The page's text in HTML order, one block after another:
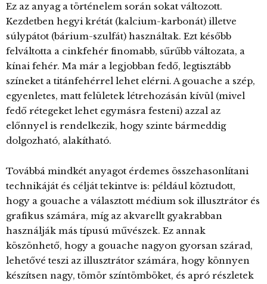
Ez az anyag a történelem során sokat változott.
Kezdetben hegyi krétát (kalcium-karbonát) illetve
súlypátot (bárium-szulfát) használtak. Ezt később
felváltotta a cinkfehér finomabb, sűrűbb változata, a
kínai fehér. Ma már a legjobban fedő, legtisztább
színeket a titánfehérrel lehet elérni. A gouache a szép,
egyenletes, matt felületek létrehozásán kívül (mivel
fedő rétegeket lehet egymásra festeni) azzal az
előnnyel is rendelkezik, hogy szinte bármeddig
dolgozható, alakítható.
Továbbá mindkét anyagot érdemes összehasonlítani
technikáját és célját tekintve is: például köztudott,
hogy a gouache a választott médium sok illusztrátor és
grafikus számára, míg az akvarellt gyakrabban
használják más típusú művészek. Ez annak
köszönhető, hogy a gouache nagyon gyorsan szárad,
lehetővé teszi az illusztrátor számára, hogy könnyen
készítsen nagy, tömör színtömböket, és apró részletek